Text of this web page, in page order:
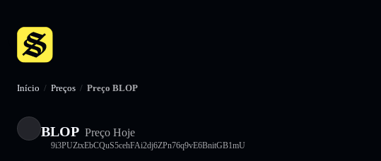
Início / Preços / Preço BLOP
BLOP Preço Hoje
9i3PUZtxEbCQuS5cehFAi2dj6ZPn76q9vE6BnitGB1mU